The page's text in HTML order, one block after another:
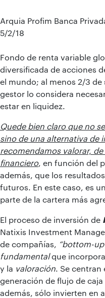
Arquia Profim Banca
5/2/18
Fondo de renta variable
diversificada de acciones
el mundo; al menos 2/3 de
gestor lo considera
estar en liquidez.
Quede bien claro que no
sino de una alternativa de
recomendamos valorar,
financiero, en función del
además, que los
futuros. En este caso, es
parte de la cartera más
El proceso de inversión de
Natixis Investment
de compañías,
“bottom-
fundamentalque
y la valoración . Se
generación de flujo de
además, sólo invierten en